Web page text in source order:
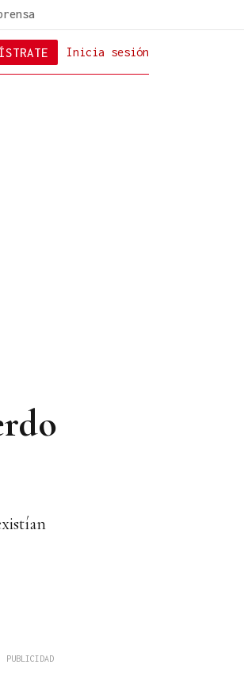
Inicia sesión